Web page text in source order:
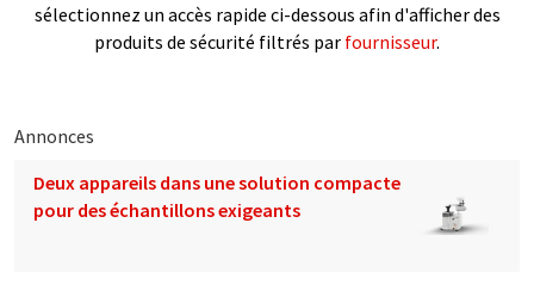
sélectionnez un accès rapide ci-dessous afin d'afficher des
produits de sécurité filtrés par fournisseur.
Annonces
Deux appareils dans une solution compacte
pour des échantillons exigeants